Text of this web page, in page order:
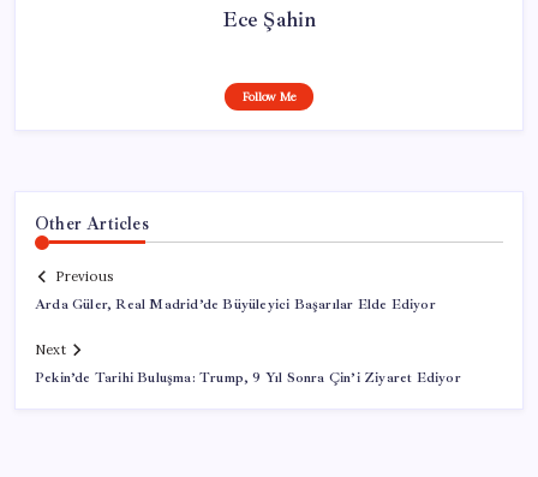
Ece Şahin
Follow Me
Other Articles
Previous
Arda Güler, Real Madrid’de Büyüleyici Başarılar Elde Ediyor
Next
Pekin’de Tarihi Buluşma: Trump, 9 Yıl Sonra Çin’i Ziyaret Ediyor